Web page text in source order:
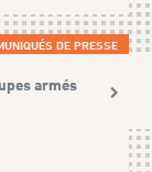
DE PRESSE
armés